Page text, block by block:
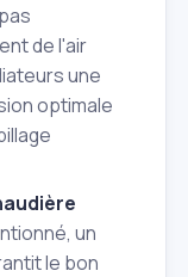
de l'air
une
optimale
un
le bon